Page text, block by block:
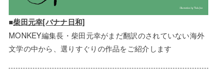
■柴田元幸[バナナ日和]
MONKEY編集長・柴田元幸がまだ翻訳のされていない海外
文学の中から、選りすぐりの作品をご紹介します